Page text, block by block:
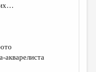
акварелиста